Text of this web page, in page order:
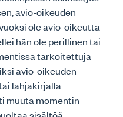
avio-oikeuden
ole avio-oikeutta
hän ole perillinen tai
tarkoitettuja
avio-oikeuden
lahjakirjalla
muuta momentin